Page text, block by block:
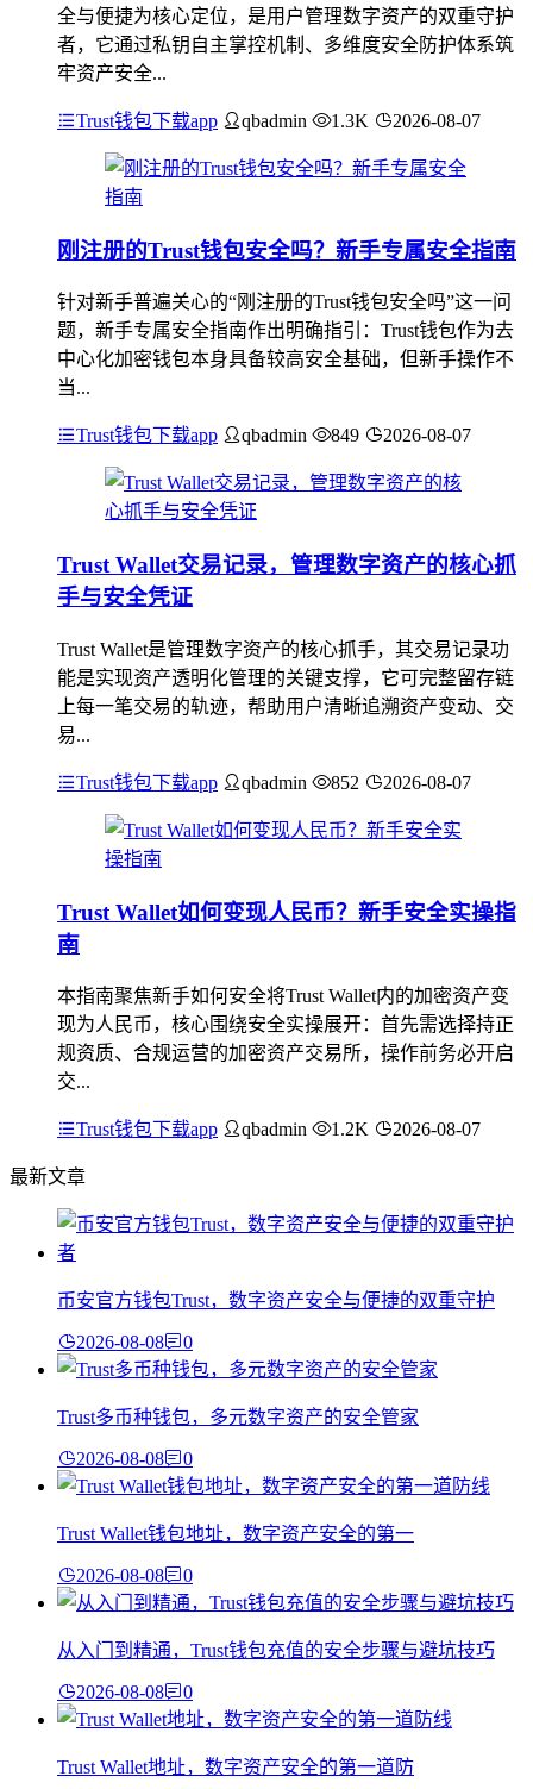
全与便捷为核心定位，是用户管理数字资产的双重守护
者，它通过私钥自主掌控机制、多维度安全防护体系筑
牢资产安全...
Trust钱包下载app qbadmin 1.3K 2026-08-07
刚注册的Trust钱包安全吗？新手专属安全指南
针对新手普遍关心的“刚注册的Trust钱包安全吗”这一问
题，新手专属安全指南作出明确指引：Trust钱包作为去
中心化加密钱包本身具备较高安全基础，但新手操作不
当...
Trust钱包下载app qbadmin 849 2026-08-07
Trust Wallet交易记录，管理数字资产的核心抓
手与安全凭证
Trust Wallet是管理数字资产的核心抓手，其交易记录功
能是实现资产透明化管理的关键支撑，它可完整留存链
上每一笔交易的轨迹，帮助用户清晰追溯资产变动、交
易...
Trust钱包下载app qbadmin 852 2026-08-07
Trust Wallet如何变现人民币？新手安全实操指
南
本指南聚焦新手如何安全将Trust Wallet内的加密资产变
现为人民币，核心围绕安全实操展开：首先需选择持正
规资质、合规运营的加密资产交易所，操作前务必开启
交...
Trust钱包下载app qbadmin 1.2K 2026-08-07
最新文章
币安官方钱包Trust，数字资产安全与便捷的双重守护
2026-08-08 0
Trust多币种钱包，多元数字资产的安全管家
2026-08-08 0
Trust Wallet钱包地址，数字资产安全的第一
2026-08-08 0
从入门到精通，Trust钱包充值的安全步骤与避坑技巧
2026-08-08 0
Trust Wallet地址，数字资产安全的第一道防